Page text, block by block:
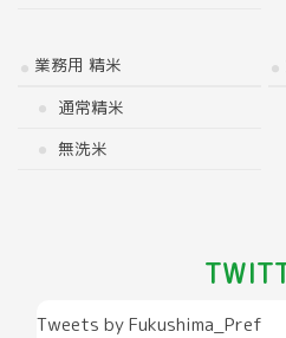
業務用 精米
通常精米
無洗米
Tweets by Fukushima_Pref